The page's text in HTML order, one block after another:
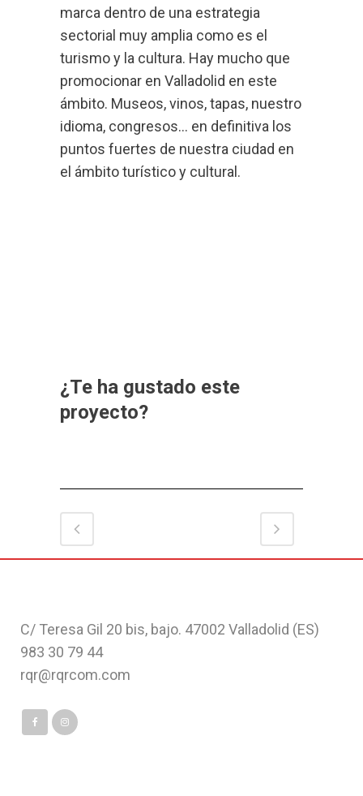
marca dentro de una estrategia
sectorial muy amplia como es el
turismo y la cultura. Hay mucho que
promocionar en Valladolid en este
ámbito. Museos, vinos, tapas, nuestro
idioma, congresos… en definitiva los
puntos fuertes de nuestra ciudad en
el ámbito turístico y cultural.
¿Te ha gustado este
proyecto?
C/ Teresa Gil 20 bis, bajo. 47002 Valladolid (ES)
983 30 79 44
rqr@rqrcom.com